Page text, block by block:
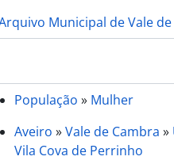
de seminarista
de seminarista
de seminarista
de seminarista
de padre
de padre
de homem
Municipal de Vale
População » Mulher
Aveiro »Vale de Cambra »
Vila Cova de Perrinho